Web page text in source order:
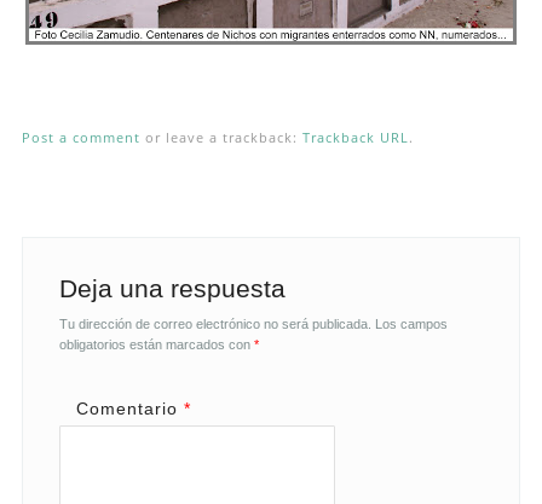
Post a comment or leave a trackback: Trackback URL .
Deja una respuesta
Tu dirección de correo electrónico no será publicada. Los campos
obligatorios están marcados con *
Comentario *